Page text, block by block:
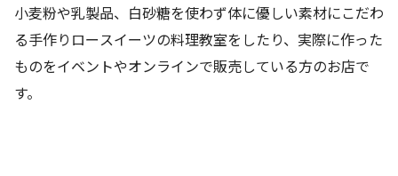
小麦粉や乳製品、白砂糖を使わず体に優しい素材にこだわ
る手作りロースイーツの料理教室をしたり、実際に作った
ものをイベントやオンラインで販売している方のお店で
す。